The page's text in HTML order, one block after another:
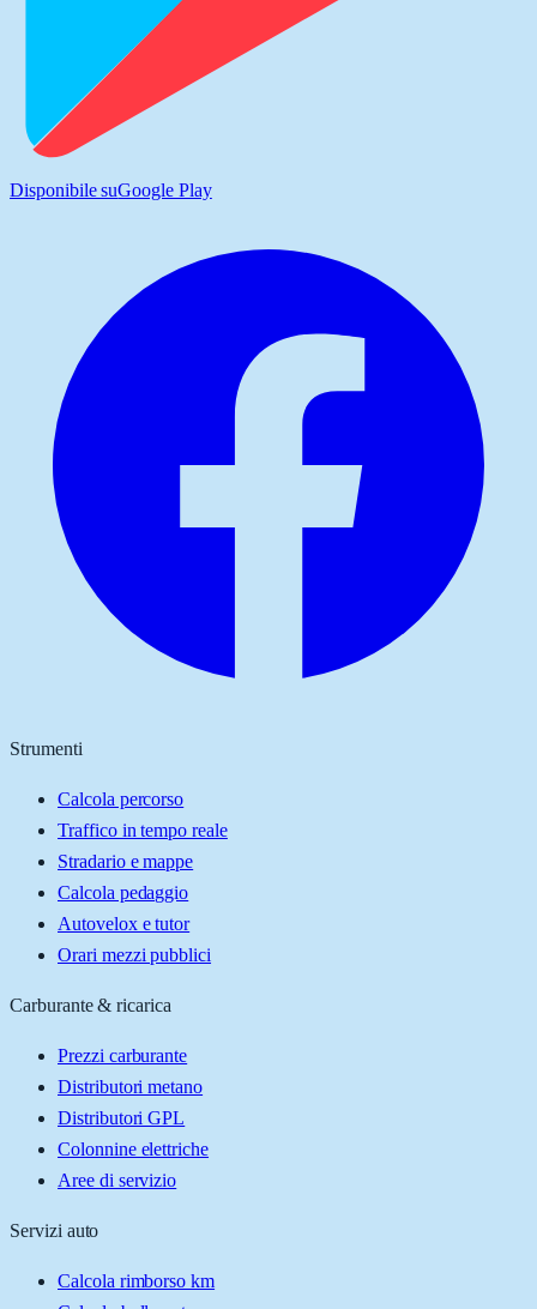
Disponibile suGoogle Play
Strumenti
Calcola percorso
Traffico in tempo reale
Stradario e mappe
Calcola pedaggio
Autovelox e tutor
Orari mezzi pubblici
Carburante & ricarica
Prezzi carburante
Distributori metano
Distributori GPL
Colonnine elettriche
Aree di servizio
Servizi auto
Calcola rimborso km